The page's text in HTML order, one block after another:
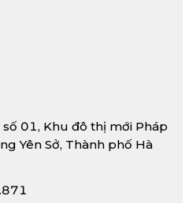
01, Khu đô thị mới Pháp
Yên Sở, Thành phố Hà